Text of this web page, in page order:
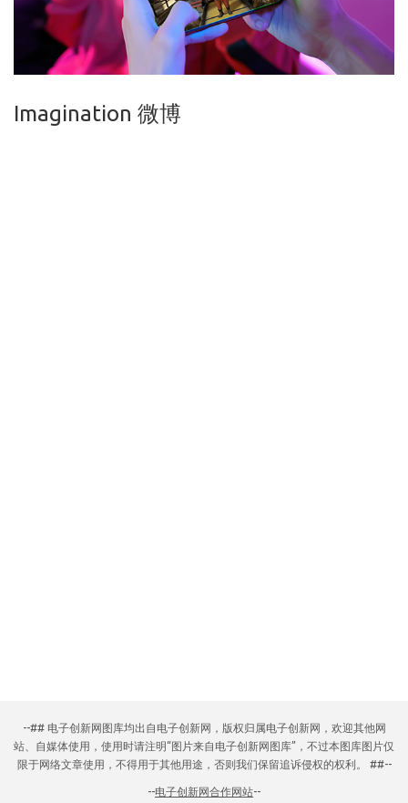
Imagination 微博
--## 电子创新网图库均出自电子创新网，版权归属电子创新网，欢迎其他网
站、自媒体使用，使用时请注明“图片来自电子创新网图库”，不过本图库图片仅
限于网络文章使用，不得用于其他用途，否则我们保留追诉侵权的权利。 ##--
--电子创新网合作网站--